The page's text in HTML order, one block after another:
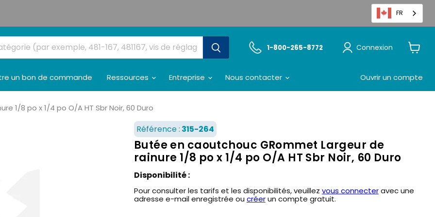
FR
1-800-265-8772 Connexion
panier
un bon de commande Ressources Entreprise Nous contacter Ouvrir un compte
1/8 po x 1/4 po O/A HT Sbr Noir, 60 Duro
Référence : 315-264
Butée en caoutchouc GRommet Largeur de
rainure 1/8 po x 1/4 po O/A HT Sbr Noir, 60 Duro
Disponibilité :
Pour consulter les tarifs et les disponibilités, veuillez vous connecteravec une
adresse e-mail enregistrée ou créerun compte gratuit.